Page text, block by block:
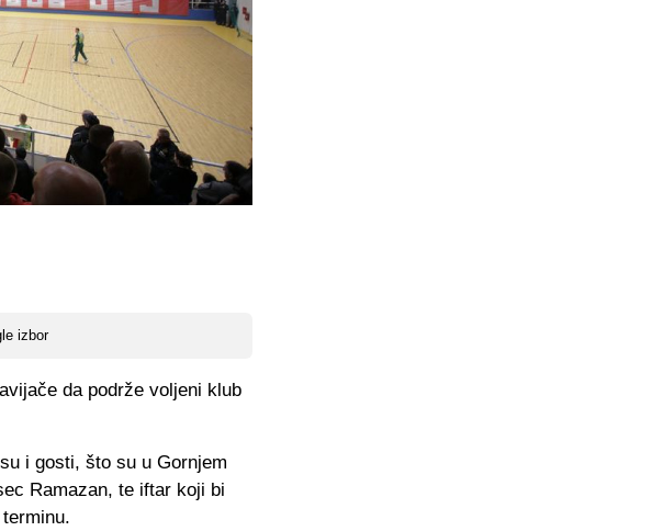
izbor
da podrže voljeni klub
i gosti, što su u Gornjem
Ramazan, te iftar koji bi